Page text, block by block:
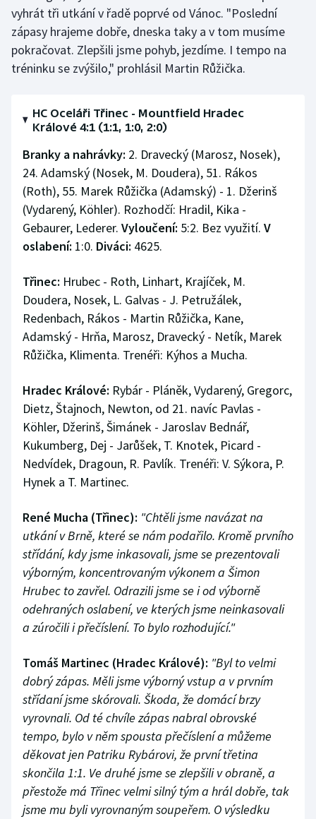
vyhrát tři utkání v řadě poprvé od Vánoc. "Poslední
zápasy hrajeme dobře, dneska taky a v tom musíme
pokračovat. Zlepšili jsme pohyb, jezdíme. I tempo na
tréninku se zvýšilo," prohlásil Martin Růžička.
HC Oceláři Třinec - Mountfield Hradec
Králové 4:1 (1:1, 1:0, 2:0)
Branky a nahrávky: 2. Dravecký (Marosz, Nosek),
24. Adamský (Nosek, M. Doudera), 51. Rákos
(Roth), 55. Marek Růžička (Adamský) - 1. Džerinš
(Vydarený, Köhler). Rozhodčí: Hradil, Kika -
Gebaurer, Lederer. Vyloučení: 5:2. Bez využití. V
oslabení: 1:0. Diváci: 4625.
Třinec: Hrubec - Roth, Linhart, Krajíček, M.
Doudera, Nosek, L. Galvas - J. Petružálek,
Redenbach, Rákos - Martin Růžička, Kane,
Adamský - Hrňa, Marosz, Dravecký - Netík, Marek
Růžička, Klimenta. Trenéři: Kýhos a Mucha.
Hradec Králové: Rybár - Pláněk, Vydarený, Gregorc,
Dietz, Štajnoch, Newton, od 21. navíc Pavlas -
Köhler, Džerinš, Šimánek - Jaroslav Bednář,
Kukumberg, Dej - Jarůšek, T. Knotek, Picard -
Nedvídek, Dragoun, R. Pavlík. Trenéři: V. Sýkora, P.
Hynek a T. Martinec.
René Mucha (Třinec): "Chtěli jsme navázat na
utkání v Brně, které se nám podařilo. Kromě prvního
střídání, kdy jsme inkasovali, jsme se prezentovali
výborným, koncentrovaným výkonem a Šimon
Hrubec to zavřel. Odrazili jsme se i od výborně
odehraných oslabení, ve kterých jsme neinkasovali
a zúročili i přečíslení. To bylo rozhodující."
Tomáš Martinec (Hradec Králové): "Byl to velmi
dobrý zápas. Měli jsme výborný vstup a v prvním
střídaní jsme skórovali. Škoda, že domácí brzy
vyrovnali. Od té chvíle zápas nabral obrovské
tempo, bylo v něm spousta přečíslení a můžeme
děkovat jen Patriku Rybárovi, že první třetina
skončila 1:1. Ve druhé jsme se zlepšili v obraně, a
přestože má Třinec velmi silný tým a hrál dobře, tak
jsme mu byli vyrovnaným soupeřem. O výsledku